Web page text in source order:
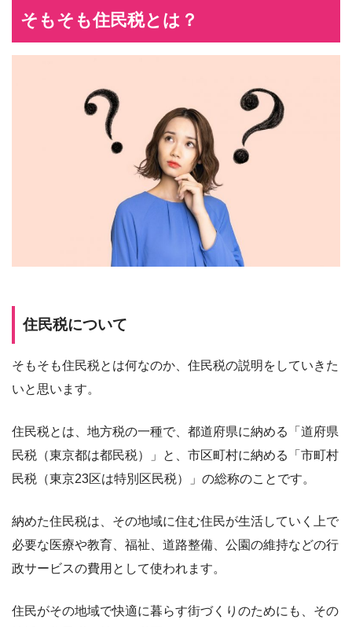
そもそも住民税とは？
住民税について
そもそも住民税とは何なのか、住民税の説明をしていきた
いと思います。
住民税とは、地方税の一種で、都道府県に納める「道府県
民税（東京都は都民税）」と、市区町村に納める「市町村
民税（東京23区は特別区民税）」の総称のことです。
納めた住民税は、その地域に住む住民が生活していく上で
必要な医療や教育、福祉、道路整備、公園の維持などの行
政サービスの費用として使われます。
住民がその地域で快適に暮らす街づくりのためにも、その